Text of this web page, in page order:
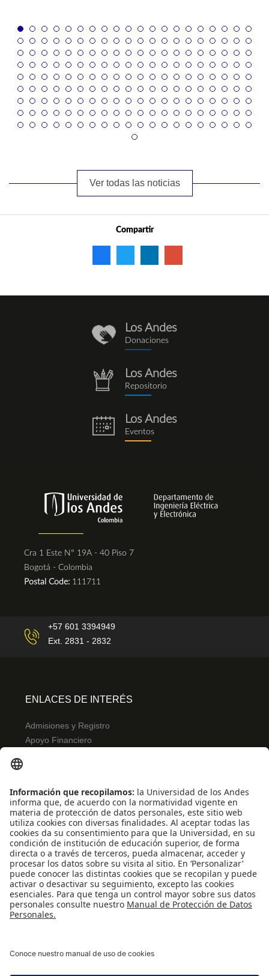
Ver todas las noticias
Compartir
donaciones_1.png
Los Andes
Donaciones
repositorio.png
Los Andes
Repositorio
eventos.png
Los Andes
Eventos
Cra 1 Este N° 19A - 40 Piso 7
Bogotá - Colombia
Postal Code: 111711
+57 601 3394949
Ext. 2831 - 2832
ENLACES DE INTERÉS
Admisiones y Registro
Apoyo Financiero
INFORMACIÓN PARA
Profesores
Administrativos
Egresados